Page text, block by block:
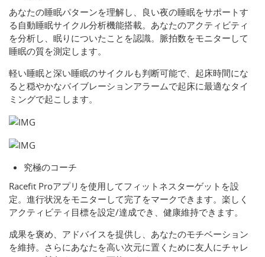
あなたの睡眠パターンを理解し、良い夜の睡眠をサポートす
る自動睡眠サイクル分析機能搭載。あなたのアクティビティ
を分析し、眠りについたことを認識。脈拍数をモニターして
睡眠の質を測定します。
軽い睡眠と深い睡眠のサイクルも判断可能で、起床時間にな
ると穏やかなバイブレーションアラームで起床に最適なタイ
ミングで起こします。
究極のコーチ
Racefit Proアプリを使用してフィットネスターゲットを設
定。進行状況をモニターして完了をマークできます。楽しく
アクティビティ目標を設定/達成でき、健康維持できます。
成果を褒め、アドバイスを提供し、あなたのモチベーション
を維持。さらにあなたを高い次元に置くために友人にチャレ